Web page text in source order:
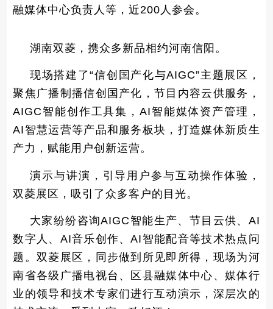
融媒体中心负责人等，近200人参会。
湖南双菱，携众多新品相约河南信阳。
现场搭建了“信创国产化与AIGC”主题展区，
聚焦广播制播信创国产化，节目内容云供服务，
AIGC智能创作工具集，AI智能媒体资产管理，
AI智慧运营等产品和服务板块，打造媒体新质生
产力，赋能用户创新运营。
演示与讲演，引导用户参与互动操作体验，
双菱展区，吸引了众多客户的目光。
大家纷纷咨询AIGC智能生产、节目云供、AI
数字人、AI音乐创作、AI智能配音等技术热点问
题。双菱展区，同步做到所见即所得，现场为河
南省各级广播电视台、区县融媒体中心、媒体行
业的领导和技术专家们进行互动演示，深层次的